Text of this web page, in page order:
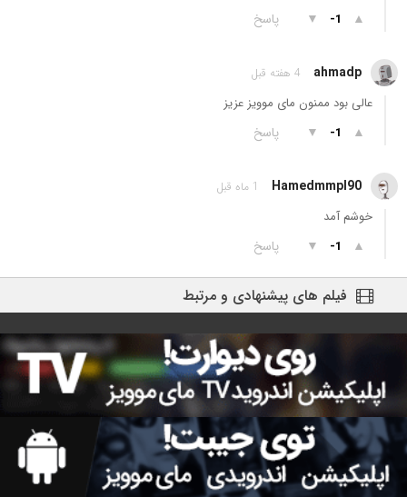
▲
-1
▼ پاسخ
ahmadp 4 هفته قبل
عالی بود ممنون مای موویز عزیز
▲
-1
▼ پاسخ
Hamedmmpl90 1 ماه قبل
خوشم‌ آمد
▲
-1
▼ پاسخ
فیلم های پیشنهادی و مرتبط